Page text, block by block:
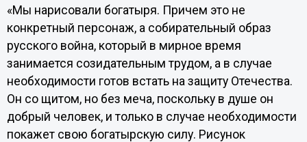
«Мы нарисовали богатыря. Причем это не
конкретный персонаж, а собирательный образ
русского война, который в мирное время
занимается созидательным трудом, а в случае
необходимости готов встать на защиту Отечества.
Он со щитом, но без меча, поскольку в душе он
добрый человек, и только в случае необходимости
покажет свою богатырскую силу. Рисунок